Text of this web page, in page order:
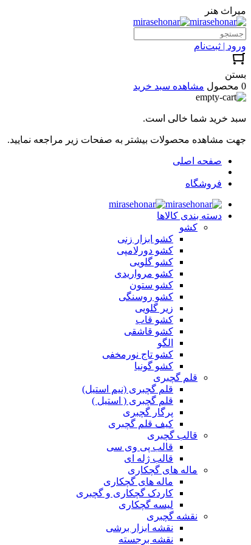
میراث هنر
ورود | ثبت‌نام
بستن
0 محصول
مشاهده سبد خرید
سبد خرید شما خالی است.
جهت مشاهده محصولات بیشتر به صفحات زیر مراجعه نمایید.
صفحه اصلی
فروشگاه
دسته بندی کالاها
کشو
کشو ابزار زنی
کشو دورلامپی
کشو گلویی
کشو مرواریدی
کشو ستون
کشو روسنگی
زیر گلویی
کشو قاب
کشو قاشقی
الگو
کشو تاج نورمخفی
کشو گونیا
قلم گچبری
قلم گچبری (نیم استیل)
قلم گچبری ( استیل )
پرگار گچبری
کیف قلم گچبری
قالب گچبری
قالب پی وی سی
قالب ژله ای
ماله های گچکاری
ماله های گچکاری
کاردک گچکاری و گچبری
لیسه گچکاری
نقشه گچبری
نقشه ابزار برشی
نقشه برجسته